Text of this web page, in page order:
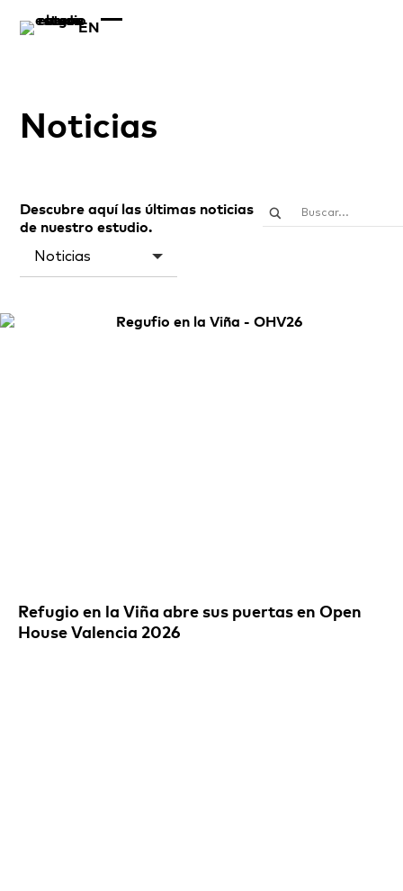
EN
Noticias
Descubre aquí las últimas noticias
de nuestro estudio.
Noticias
Refugio en la Viña abre sus puertas en Open
House Valencia 2026